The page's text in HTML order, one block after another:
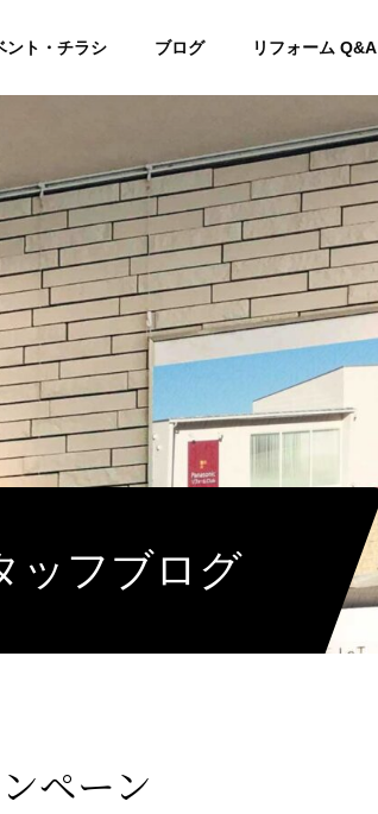
ント・チラシ ブログ リフォーム Q&A
ッフブログ
ペーン